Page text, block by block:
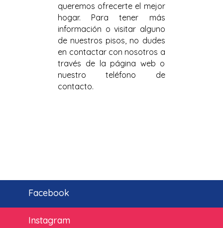
queremos ofrecerte el mejor
hogar. Para tener más
información o visitar alguno
de nuestros pisos, no dudes
en contactar con nosotros a
través de la página web o
nuestro teléfono de
contacto.
Facebook
Instagram